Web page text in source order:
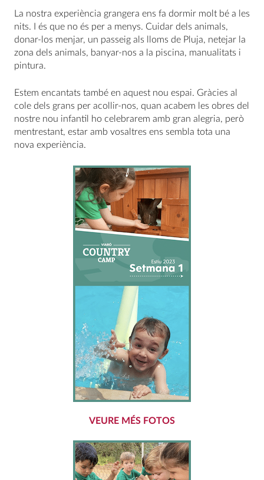
La nostra experiència grangera ens fa dormir molt bé a les
nits. I és que no és per a menys. Cuidar dels animals,
donar-los menjar, un passeig als lloms de Pluja, netejar la
zona dels animals, banyar-nos a la piscina, manualitats i
pintura.
Estem encantats també en aquest nou espai. Gràcies al
cole dels grans per acollir-nos, quan acabem les obres del
nostre nou infantil ho celebrarem amb gran alegria, però
mentrestant, estar amb vosaltres ens sembla tota una
nova experiència.
VEURE MÉS FOTOS